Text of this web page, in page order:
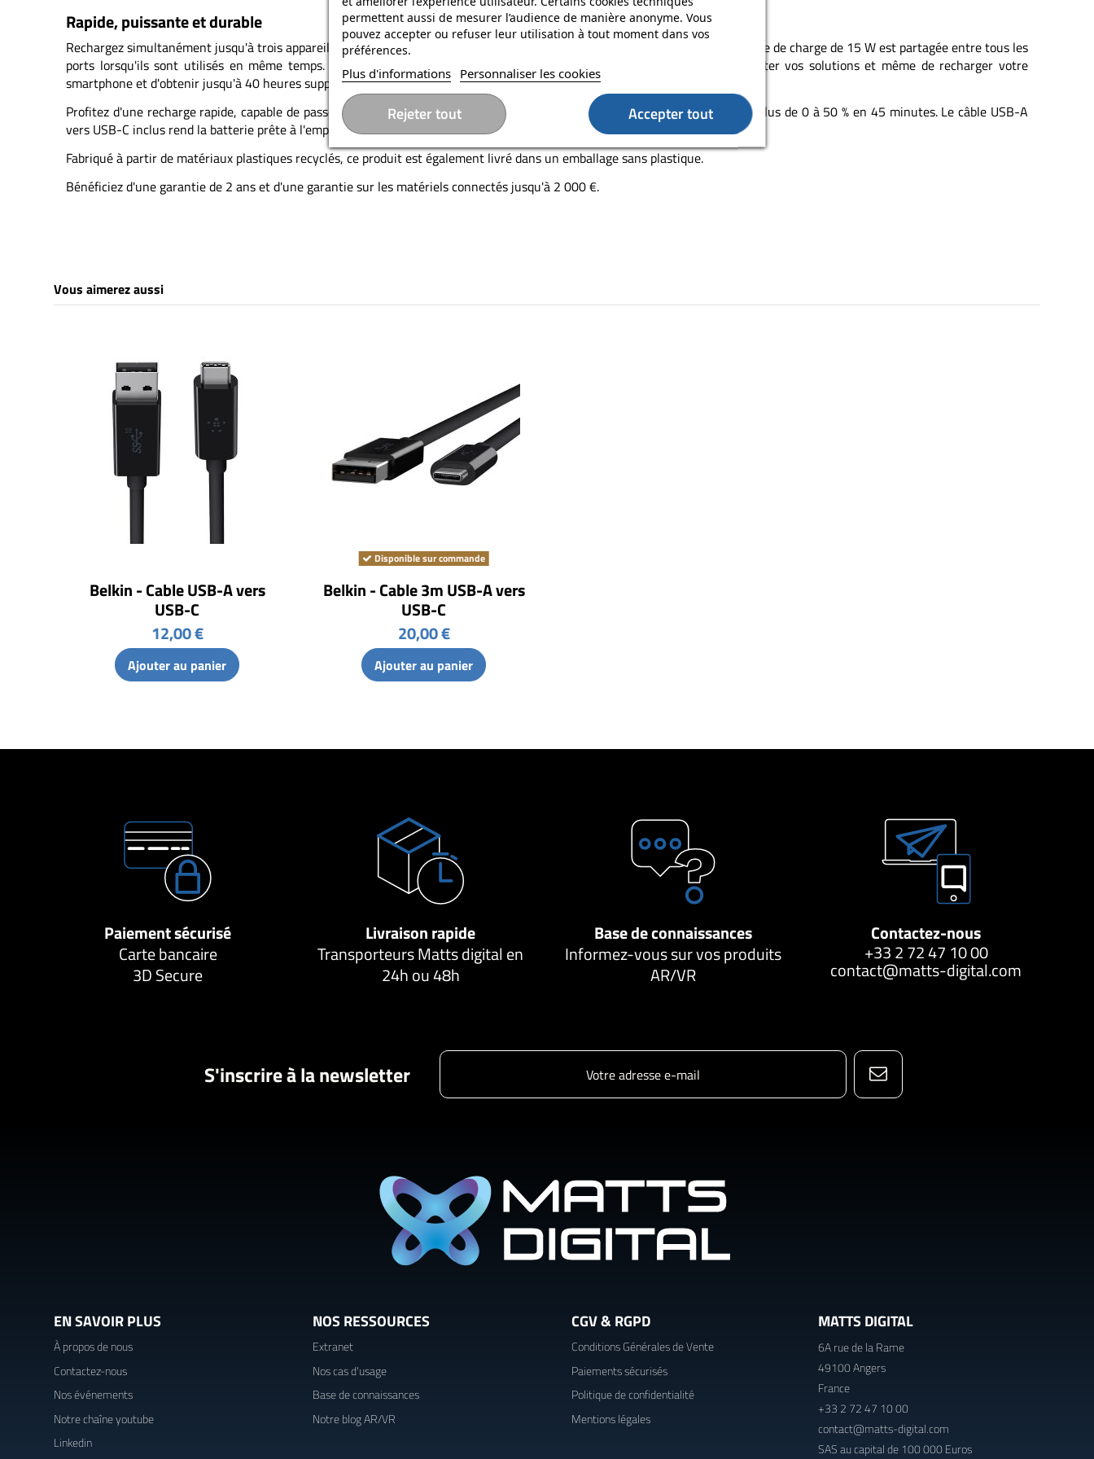
permettent aussi de mesurer l’audience de manière anonyme. Vous
pouvez accepter ou refuser leur utilisation à tout moment dans vos
préférences.
Plus d'informations Personnaliser les cookies
Rejeter tout Accepter tout
Rapide, puissante et durable
Rechargez simultanément jusqu'à trois appareils grâce à deux ports USB-A (12 W) et un port USB-C (15 W). La puissance totale de charge de 15 W est partagée entre tous les
ports lorsqu'ils sont utilisés en même temps. Avec une capacité de 10 000 mAh, cette batterie externe permet d'alimenter vos solutions et même de recharger votre
smartphone et d'obtenir jusqu'à 40 heures supplémentaires de lecture vidéo.
Profitez d'une recharge rapide, capable de passer un iPhone 15 Pro de 0 à 50 % en 32 minutes ou un Samsung Galaxy S23 Plus de 0 à 50 % en 45 minutes. Le câble USB-A
vers USB-C inclus rend la batterie prête à l'emploi. Un voyant LED indique le niveau de charge restant.
Fabriqué à partir de matériaux plastiques recyclés, ce produit est également livré dans un emballage sans plastique.
Bénéficiez d'une garantie de 2 ans et d'une garantie sur les matériels connectés jusqu'à 2 000 €.
Vous aimerez aussi
Belkin - Cable USB-A vers
USB-C
12,00 €
Ajouter au panier
Disponible sur commande
Belkin - Cable 3m USB-A vers
USB-C
20,00 €
Ajouter au panier
Paiement sécurisé
Carte bancaire
3D Secure
Livraison rapide
Transporteurs Matts digital en
24h ou 48h
Base de connaissances
Informez-vous sur vos produits
AR/VR
Contactez-nous
+33 2 72 47 10 00
contact@matts-digital.com
S'inscrire à la newsletter
EN SAVOIR PLUS
À propos de nous
Contactez-nous
Nos événements
Notre chaîne youtube
Linkedin
NOS RESSOURCES
Extranet
Nos cas d'usage
Base de connaissances
Notre blog AR/VR
CGV & RGPD
Conditions Générales de Vente
Paiements sécurisés
Politique de confidentialité
Mentions légales
MATTS DIGITAL
6A rue de la Rame
49100 Angers
France
+33 2 72 47 10 00
contact@matts-digital.com
SAS au capital de 100 000 Euros